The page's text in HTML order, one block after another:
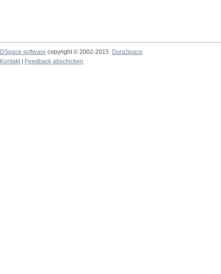
DSpace software copyright © 2002-2015
DuraSpace
Kontakt| Feedback abschicken